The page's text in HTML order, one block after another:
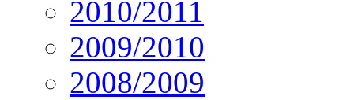
2010/2011
2009/2010
2008/2009